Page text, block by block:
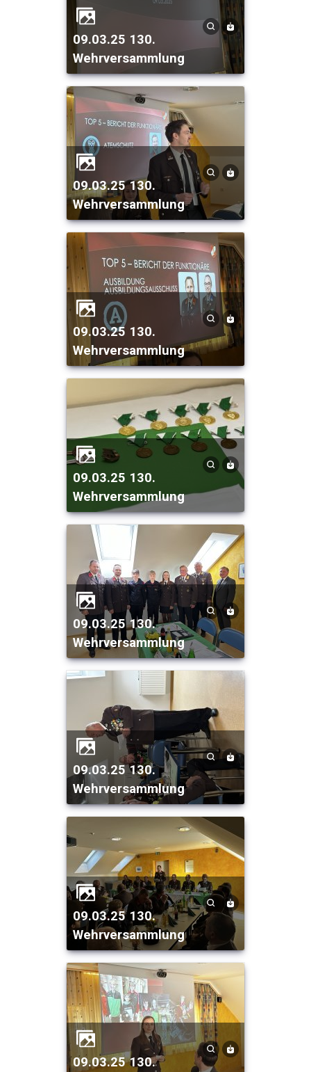
09.03.25 130.
Wehrversammlung
09.03.25 130.
Wehrversammlung
09.03.25 130.
Wehrversammlung
09.03.25 130.
Wehrversammlung
09.03.25 130.
Wehrversammlung
09.03.25 130.
Wehrversammlung
09.03.25 130.
Wehrversammlung
09.03.25 130.